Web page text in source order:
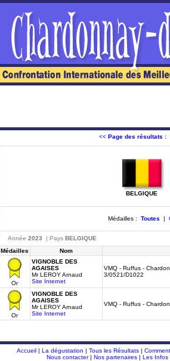
<< Page des résultats :
BELGIQUE
Médailles : Toutes |
Année 2023 | Pays BELGIQUE
Médailles
Nom
Or
VIGNOBLE DES
AGAISES
Mr LEROY Arnaud
Site Internet
VMQ - Ruffus -
3/0521/D1022
Or
VIGNOBLE DES
AGAISES
Mr LEROY Arnaud
Site Internet
VMQ - Ruffus -
Accueil| La dégustation | Tous les Résultats|
Nous contacter| Nos partenaires| Les Infos